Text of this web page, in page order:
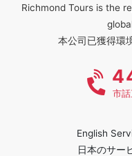
Richmond Tours is the
本公司已獲得環
市
English
日本のサー